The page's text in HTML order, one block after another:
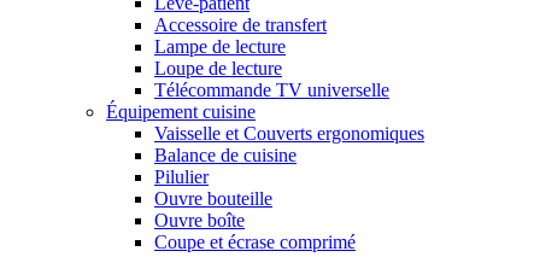
Accessoire de transfert
Lampe de lecture
Loupe de lecture
Télécommande TV universelle
Équipement cuisine
Vaisselle et Couverts ergonomiques
Balance de cuisine
Pilulier
Ouvre bouteille
Ouvre boîte
Coupe et écrase comprimé